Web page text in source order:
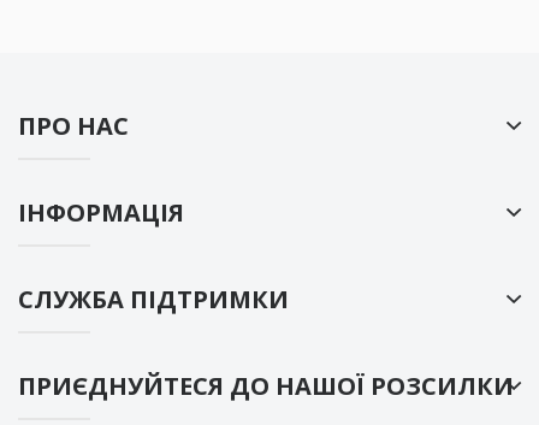
ПРО НАС
ІНФОРМАЦІЯ
СЛУЖБА ПІДТРИМКИ
ПРИЄДНУЙТЕСЯ ДО НАШОЇ РОЗСИЛКИ